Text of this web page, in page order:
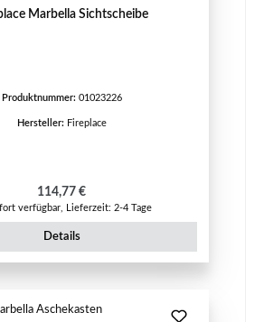
Marbella Sichtscheibe
Produktnummer: 01023226
Hersteller: Fireplace
Regulärer Preis:
114,77 €
verfügbar, Lieferzeit: 2-4 Tage
Details